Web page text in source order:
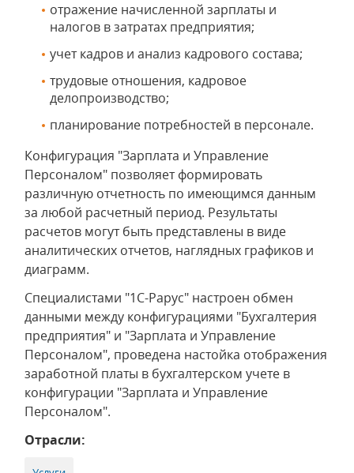
отражение начисленной зарплаты и
налогов в затратах предприятия;
учет кадров и анализ кадрового состава;
трудовые отношения, кадровое
делопроизводство;
планирование потребностей в персонале.
Конфигурация "Зарплата и Управление
Персоналом" позволяет формировать
различную отчетность по имеющимся данным
за любой расчетный период. Результаты
расчетов могут быть представлены в виде
аналитических отчетов, наглядных графиков и
диаграмм.
Специалистами "1С-Рарус" настроен обмен
данными между конфигурациями "Бухгалтерия
предприятия" и "Зарплата и Управление
Персоналом", проведена настойка отображения
заработной платы в бухгалтерском учете в
конфигурации "Зарплата и Управление
Персоналом".
Отрасли: